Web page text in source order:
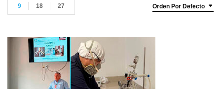
Orden Por Defecto
9 18 27